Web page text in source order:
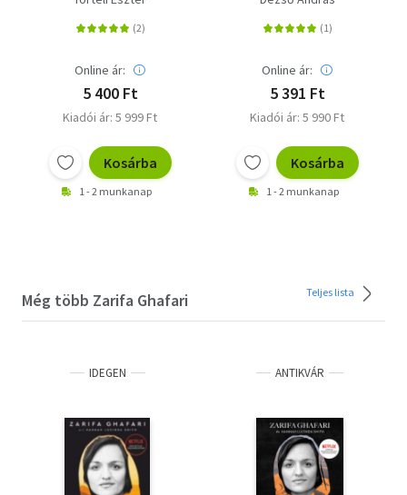
Online ár:
5 400 Ft
Kiadói ár: 5 999 Ft
Kosárba
1 - 2 munkanap
Online ár:
5 391 Ft
Kiadói ár: 5 990 Ft
Kosárba
1 - 2 munkanap
Még több Zarifa Ghafari Teljes lista
IDEGEN ANTIKVÁR